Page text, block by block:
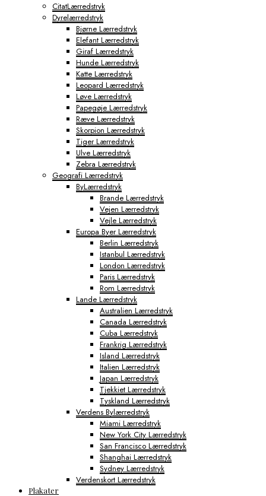
CitatLærredstryk
Dyrelærredstryk
Bjørne Lærredstryk
Elefant Lærredstryk
Giraf Lærredstryk
Hunde Lærredstryk
Katte Lærredstryk
Leopard Lærredstryk
Løve Lærredstryk
Papegøje Lærredstryk
Ræve Lærredstryk
Skorpion Lærredstryk
Tiger Lærredstryk
Ulve Lærredstryk
Zebra Lærredstryk
Geografi Lærredstryk
ByLærredstryk
Brande Lærredstryk
Vejen Lærredstryk
Vejle Lærredstryk
Europa Byer Lærredstryk
Berlin Lærredstryk
Istanbul Lærredstryk
London Lærredstryk
Paris Lærredstryk
Rom Lærredstryk
Lande Lærredstryk
Australien Lærredstryk
Canada Lærredstryk
Cuba Lærredstryk
Frankrig Lærredstryk
Island Lærredstryk
Italien Lærredstryk
Japan Lærredstryk
Tjekkiet Lærredstryk
Tyskland Lærredstryk
Verdens Bylærredstryk
Miami Lærredstryk
New York City Lærredstryk
San Francisco Lærredstryk
Shanghai Lærredstryk
Sydney Lærredstryk
Verdenskort Lærredstryk
Plakater